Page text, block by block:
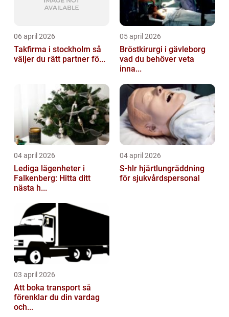
06 april 2026
Takfirma i stockholm så
väljer du rätt partner fö...
05 april 2026
Bröstkirurgi i gävleborg
vad du behöver veta
inna...
04 april 2026
Lediga lägenheter i
Falkenberg: Hitta ditt
nästa h...
04 april 2026
S-hlr hjärtlungräddning
för sjukvårdspersonal
03 april 2026
Att boka transport så
förenklar du din vardag
och...